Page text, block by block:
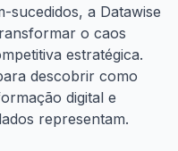
sucedidos, a Datawise
o caos
estratégica.
descobrir como
digital e
representam.